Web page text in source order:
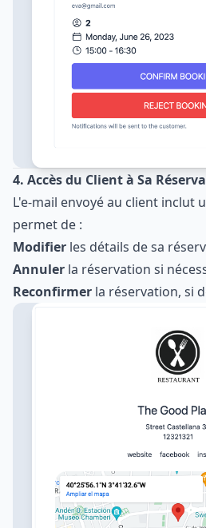
4. Accès du Client à Sa
L'e-mail envoyé au client inclut
permet de :
Modifier les détails de sa
Annuler la réservation si
Reconfirmer la réservation, si